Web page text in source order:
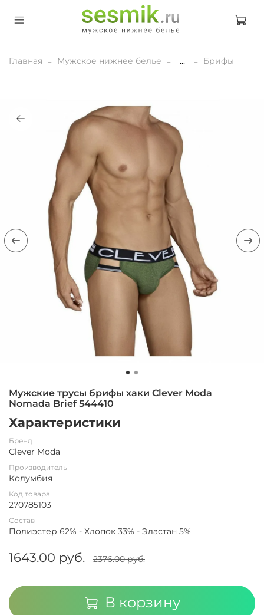
Главная Мужское нижнее белье ... Брифы
Мужские трусы брифы хаки Clever Moda
Nomada Brief 544410
Характеристики
Бренд
Clever Moda
Производитель
Колумбия
Код товара
270785103
Состав
Полиэстер 62% - Хлопок 33% - Эластан 5%
1643.00 руб. 2376.00 руб.
В корзину